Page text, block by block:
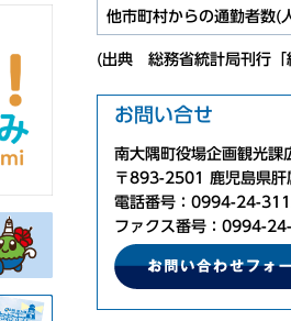
他市町村からの通勤者数(
(出典 総務省統計局刊行
お問い合せ
南大隅町役場企画観光課
〒893-2501 鹿児島県肝
電話番号：0994-24-
ファクス番号：0994-